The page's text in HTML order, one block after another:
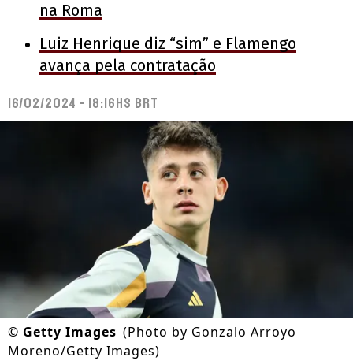
na Roma
Luiz Henrique diz “sim” e Flamengo
avança pela contratação
16/02/2024 - 18:16hs BRT
© Getty Images (Photo by Gonzalo Arroyo
Moreno/Getty Images)